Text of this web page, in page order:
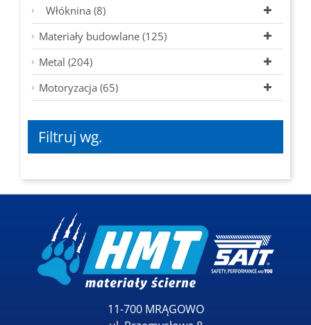
Włóknina (8)
Materiały budowlane (125)
Metal (204)
Motoryzacja (65)
Filtruj wg.
11-700 MRĄGOWO